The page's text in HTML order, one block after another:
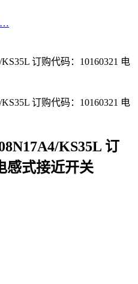
…
KS35L 订
感式接近开关